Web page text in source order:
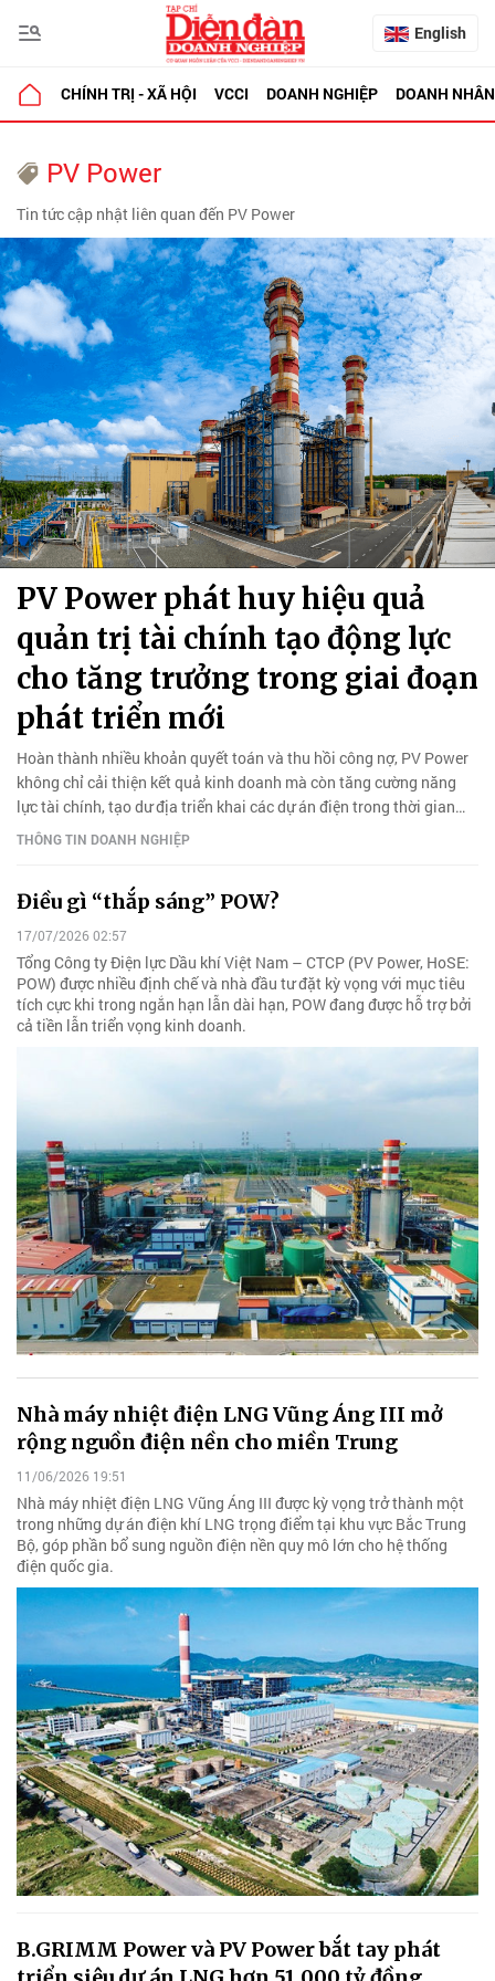
English
CHÍNH TRỊ - XÃ HỘI VCCI DOANH NGHIỆP DOANH NHÂN
PV Power
Tin tức cập nhật liên quan đến PV Power
PV Power phát huy hiệu quả
quản trị tài chính tạo động lực
cho tăng trưởng trong giai đoạn
phát triển mới
Hoàn thành nhiều khoản quyết toán và thu hồi công nợ, PV Power
không chỉ cải thiện kết quả kinh doanh mà còn tăng cường năng
lực tài chính, tạo dư địa triển khai các dự án điện trong thời gian
tới.
THÔNG TIN DOANH NGHIỆP
Điều gì “thắp sáng” POW?
17/07/2026 02:57
Tổng Công ty Điện lực Dầu khí Việt Nam – CTCP (PV Power, HoSE:
POW) được nhiều định chế và nhà đầu tư đặt kỳ vọng với mục tiêu
tích cực khi trong ngắn hạn lẫn dài hạn, POW đang được hỗ trợ bởi
cả tiền lẫn triển vọng kinh doanh.
Nhà máy nhiệt điện LNG Vũng Áng III mở
rộng nguồn điện nền cho miền Trung
11/06/2026 19:51
Nhà máy nhiệt điện LNG Vũng Áng III được kỳ vọng trở thành một
trong những dự án điện khí LNG trọng điểm tại khu vực Bắc Trung
Bộ, góp phần bổ sung nguồn điện nền quy mô lớn cho hệ thống
điện quốc gia.
B.GRIMM Power và PV Power bắt tay phát